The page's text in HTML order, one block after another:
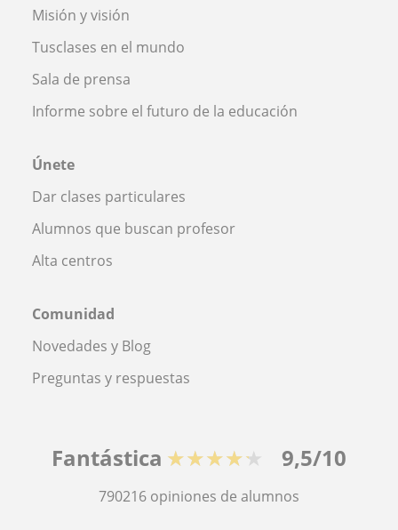
Misión y visión
Tusclases en el mundo
Sala de prensa
Informe sobre el futuro de la educación
Únete
Dar clases particulares
Alumnos que buscan profesor
Alta centros
Comunidad
Novedades y Blog
Preguntas y respuestas
Fantástica ★★★★★ 9,5/10
790216 opiniones de alumnos